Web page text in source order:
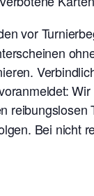
vor
V
reibungslosen
Bei nicht